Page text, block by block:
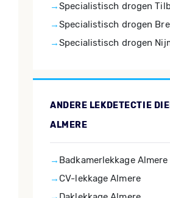
Specialistisch drogen
Specialistisch drogen
Specialistisch drogen
ANDERE LEKDETECTIE
ALMERE
Badkamerlekkage Almere
CV-lekkage Almere